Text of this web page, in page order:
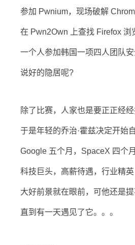
参加 Pwnium，现场破解
在 Pwn2Own 上查找 Firefox 浏
一个人参加韩国一项四人团队
说好的隐居呢?
除了比赛，人家也是要正正经
于是年轻的乔治·霍兹决定开始
Google 五个月，SpaceX 四个
科技巨头，高薪待遇，行业精英
大好前景就在眼前，可他还是
直到有一天遇见了它。。。